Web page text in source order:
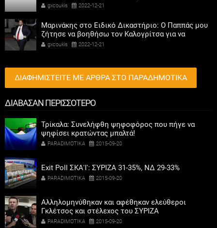
gxcoukis 2022-12-21
Μαρινάκης στο Ειδικό Δικαστήριο: Ο Παππάς μου
ζήτησε να βοηθήσω τον Καλογρίτσα για να
αποκτήσει σταθμό ο ΣΥΡΙΖΑ
gxcoukis 2022-12-21
ΔΙΑΦΗΜΙΣΤΕΙΤΕ ΜΕ ΑΡΘΡΑ ΣΤΟ ΠΑΡΑΔΗΜΟΤΙΚΑ
ΔΙΑΒΑΣΑΝ ΠΕΡΙΣΣΟΤΕΡΟ
Τρίκαλα: Συνελήφθη ψηφοφόρος που πήγε να
ψηφίσει κρατώντας μπαλτά!
PARADIMOTIKA 2015-09-20
Exit Poll ΣΚΑ'Ι': ΣΥΡΙΖΑ 31-35%, ΝΔ 29-33%
PARADIMOTIKA 2015-09-20
Αλληλομηνύθηκαν και αφέθηκαν ελεύθεροι
Γκλέτσος και στέλεχος του ΣΥΡΙΖΑ
PARADIMOTIKA 2015-09-20